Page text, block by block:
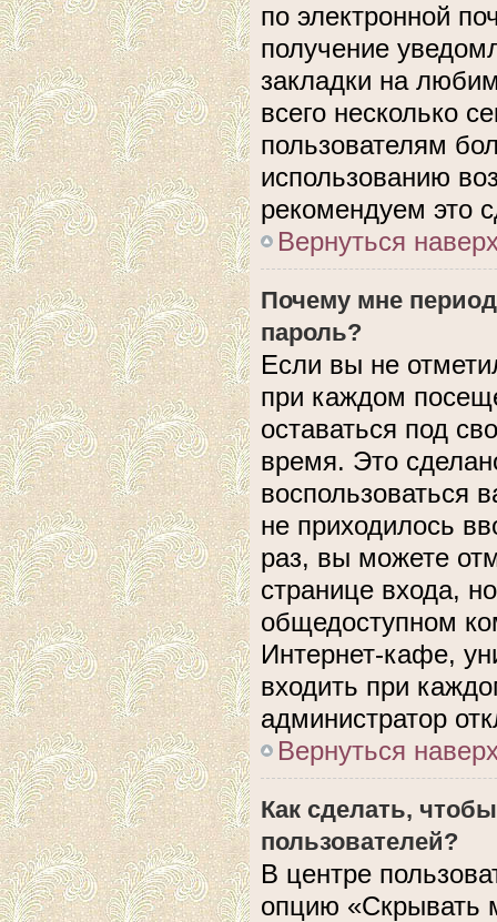
по электронной
получение
закладки на
всего несколько
пользователям
использованию
рекомендуем это
Вернуться
Почему мне
пароль?
Если вы не
при каждом
оставаться под
время. Это
воспользоваться
не приходилось
раз, вы можете
странице входа,
общедоступном
Интернет-кафе,
входить при
администратор
Вернуться
Как сделать,
пользователей?
В центре
опцию «Скрывать